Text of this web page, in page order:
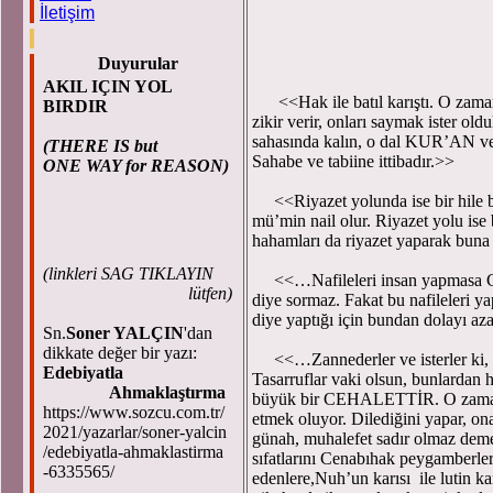
İletişim
Duyurular
AKIL IÇIN YOL
BIRDIR
(THERE IS but
ONE WAY for REASON)
(linkleri SAG TIKLAYIN
lütfen)
Sn.Soner YALÇIN'dan
dikkate değer bir yazı:
Edebiyatla
Ahmaklaştırma
https://www.sozcu.com.tr/
2021/yazarlar/soner-yalcin
/edebiyatla-ahmaklastirma
-6335565/
<<Hak ile batıl karıştı. O
zikir verir, onları saymak ister
sahasında kalın, o dal KUR’AN
Sahabe ve tabiine ittibadır.>>
<<Riyazet yolunda ise bir hile
mü’min nail olur. Riyazet yolu
hahamları da riyazet yaparak
<<…Nafileleri insan yapmasa
diye sormaz. Fakat bu nafileleri
diye yaptığı için bundan dolayı
<<…Zannederler ve isterler ki,
Tasarruflar vaki olsun, bunlardan
büyük bir CEHALETTİR. O
etmek oluyor. Dilediğini yapar,
günah, muhalefet sadır olmaz
sıfatlarını Cenabıhak
edenlere,Nuh’un karısı ile lutin